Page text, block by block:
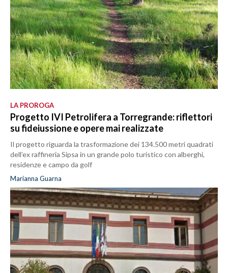
LA PROROGA
Progetto IVI Petrolifera a Torregrande: riflettori
su fideiussione e opere mai realizzate
Il progetto riguarda la trasformazione dei 134.500 metri quadrati
dell’ex raffineria Sipsa in un grande polo turistico con alberghi,
residenze e campo da golf
Marianna Guarna